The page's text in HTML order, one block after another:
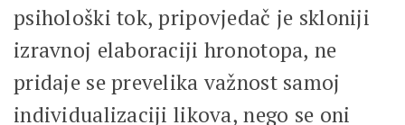
psihološki tok, pripovjedač je skloniji
izravnoj elaboraciji hronotopa, ne
pridaje se prevelika važnost samoj
individualizaciji likova, nego se oni